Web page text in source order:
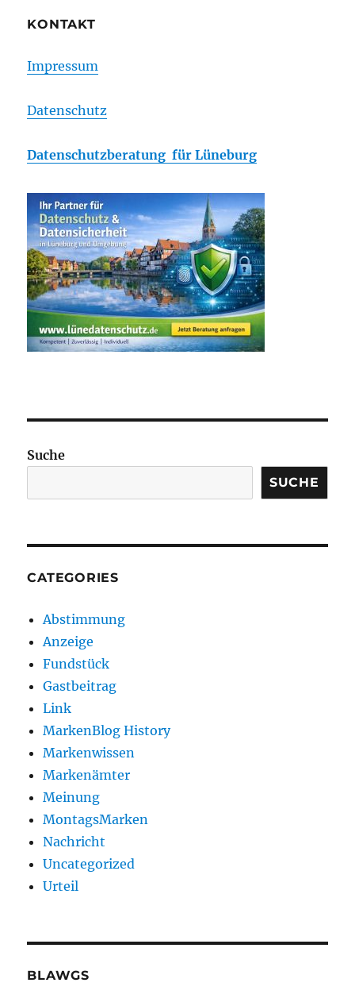
KONTAKT
Impressum
Datenschutz
Datenschutzberatung für Lüneburg
Suche
SUCHE
CATEGORIES
Abstimmung
Anzeige
Fundstück
Gastbeitrag
Link
MarkenBlog History
Markenwissen
Markenämter
Meinung
MontagsMarken
Nachricht
Uncategorized
Urteil
BLAWGS